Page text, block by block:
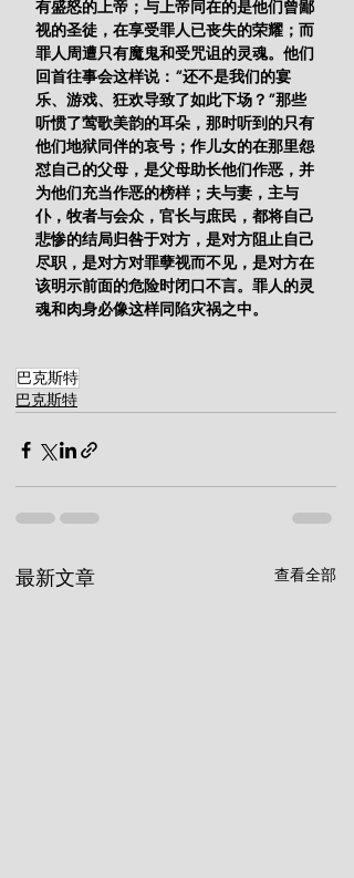
有盛怒的上帝；与上帝同在的是他们曾鄙
视的圣徒，在享受罪人已丧失的荣耀；而
罪人周遭只有魔鬼和受咒诅的灵魂。他们
回首往事会这样说：“还不是我们的宴
乐、游戏、狂欢导致了如此下场？”那些
听惯了莺歌美韵的耳朵，那时听到的只有
他们地狱同伴的哀号；作儿女的在那里怨
怼自己的父母，是父母助长他们作恶，并
为他们充当作恶的榜样；夫与妻，主与
仆，牧者与会众，官长与庶民，都将自己
悲惨的结局归咎于对方，是对方阻止自己
尽职，是对方对罪孽视而不见，是对方在
该明示前面的危险时闭口不言。罪人的灵
魂和肉身必像这样同陷灾祸之中。
巴克斯特
巴克斯特
最新文章 查看全部